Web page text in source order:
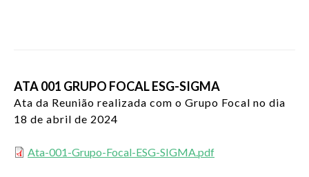
ATA 001 GRUPO FOCAL ESG-SIGMA
Ata da Reunião realizada com o Grupo Focal no dia
18 de abril de 2024
Ata-001-Grupo-Focal-ESG-SIGMA.pdf